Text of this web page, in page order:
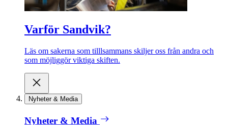
Varför Sandvik?
Läs om sakerna som tilllsammans skiljer oss från andra och
som möjliggör viktiga skiften.
Nyheter & Media
Nyheter & Media